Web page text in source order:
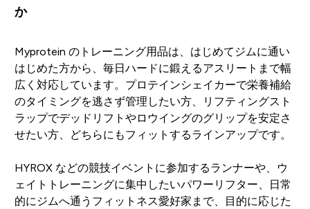
か
Myprotein のトレーニング用品は、はじめてジムに通い
はじめた方から、毎日ハードに鍛えるアスリートまで幅
広く対応しています。プロテインシェイカーで栄養補給
のタイミングを逃さず管理したい方、リフティングスト
ラップでデッドリフトやロウイングのグリップを安定さ
せたい方、どちらにもフィットするラインアップです。
HYROX などの競技イベントに参加するランナーや、ウ
ェイトトレーニングに集中したいパワーリフター、日常
的にジムへ通うフィットネス愛好家まで、目的に応じた